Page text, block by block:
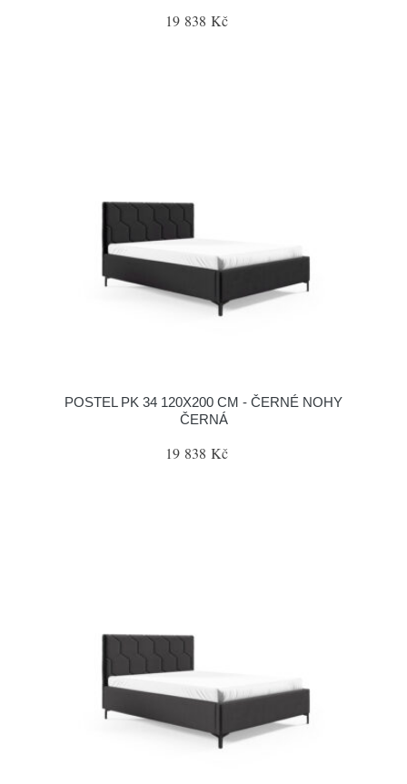
19 838 Kč
POSTEL PK 34 120X200 CM - ČERNÉ NOHY
ČERNÁ
19 838 Kč